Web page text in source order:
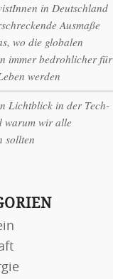
in Deutschland
Ausmaße
wo die globalen
immer bedrohlicher für
werden
Lichtblick in der Tech-
warum wir alle
sollten